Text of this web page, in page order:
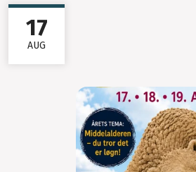
17
AUG